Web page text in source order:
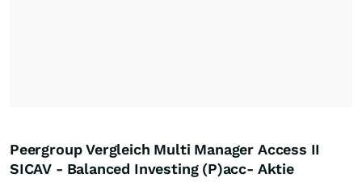
Peergroup Vergleich Multi Manager Access II
SICAV - Balanced Investing (P)acc- Aktie